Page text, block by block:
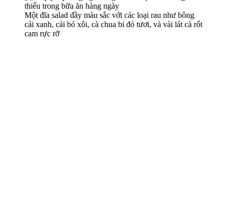
Một đĩa salad đầy màu sắc với các loại rau như bông
cải xanh, cải bó xôi, cà chua bi đỏ tươi, và vài lát cà rốt
cam rực rỡ